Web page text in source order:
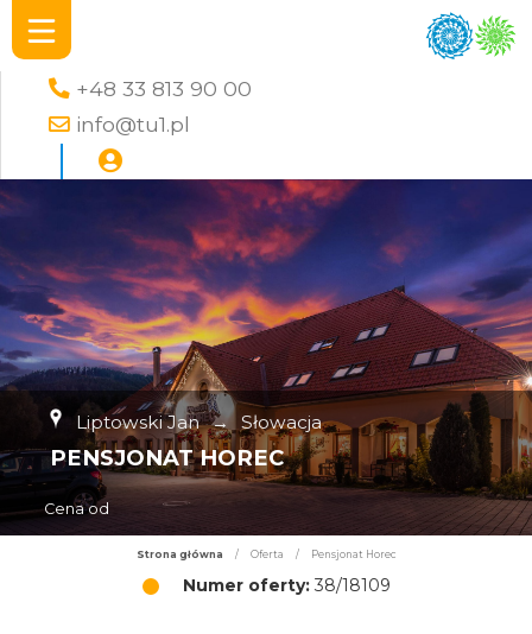
+48 33 813 90 00
info@tu1.pl
Liptowski Jan → Słowacja
PENSJONAT HOREC
Cena od
Strona główna / Oferta / Pensjonat Horec
Numer oferty:38/18109